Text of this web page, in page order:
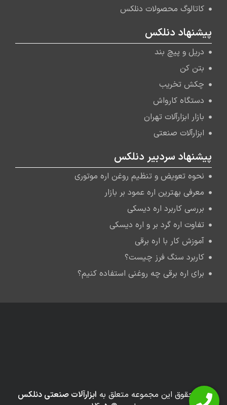
کاتالوگ محصولات دنلکس
پیشنهاد دنلکس
دریل و پیچ بند
بتن کن
چکش تخریب
دستگاه کارواش
بازار ابزارآلات تهران
ابزارآلات صنعتی
پیشنهاد سردبیر دنلکس
نحوه تعویض و تنظیم روغن اره موتوری
معرفی بهترین اره عمود بر بازار
بررسی کاربرد اره دیسکی
تفاوت اره گرد بر و اره دیسکی
آموزش کار با اره برقی
کاربرد سنگ فرز چیست؟
برای اره برقی چه روغنی استفاده کنیم؟
کلیه حقوق این مجموعه متعلق به ابزارآلات صنعتی دنلکس